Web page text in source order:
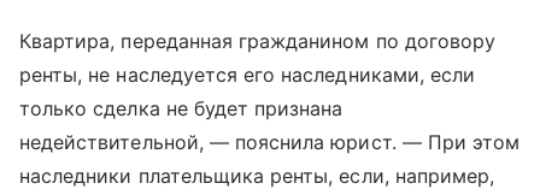
Квартира, переданная гражданином по договору
ренты, не наследуется его наследниками, если
только сделка не будет признана
недействительной, — пояснила юрист. — При этом
наследники плательщика ренты, если, например,